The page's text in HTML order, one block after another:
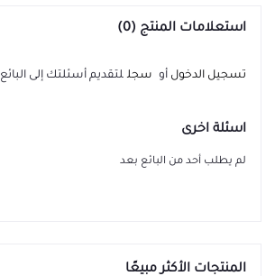
استعلامات المنتج (0)
تسجيل الدخول أو سجل لتقديم أسئلتك إلى البائع
اسئلة اخرى
لم يطلب أحد من البائع بعد
المنتجات الأكثر مبيعًا